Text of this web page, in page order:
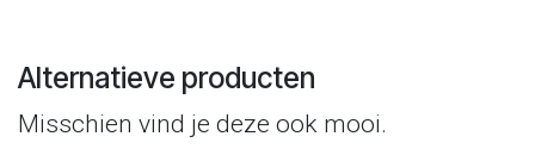
Alternatieve producten
Misschien vind je deze ook mooi.